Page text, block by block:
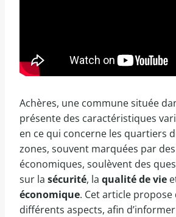
Achères, une commune située
présente des caractéristiques
en ce qui concerne les quartiers
zones, souvent marquées par
économiques, soulèvent des
sur la sécurité, la qualité de vie
économique. Cet article propose
différents aspects, afin